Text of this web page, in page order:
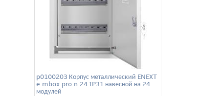
p0100203 Корпус металлический ENEXT
e.mbox.pro.n.24 IP31 навесной на 24
модулей